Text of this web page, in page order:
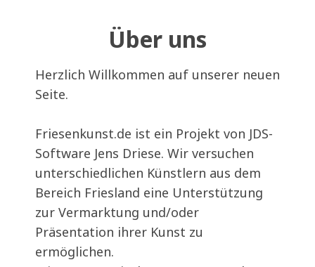
Über uns
Herzlich Willkommen auf unserer neuen
Seite.
Friesenkunst.de ist ein Projekt von JDS-
Software Jens Driese. Wir versuchen
unterschiedlichen Künstlern aus dem
Bereich Friesland eine Unterstützung
zur Vermarktung und/oder
Präsentation ihrer Kunst zu
ermöglichen.